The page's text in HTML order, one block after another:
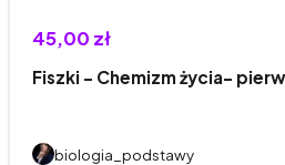
45,00 zł
Fiszki - Chemizm życia-
biologia_podstawy